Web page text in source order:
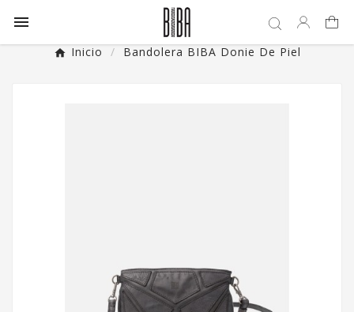

Inicio Bandolera BIBA Donie De Piel